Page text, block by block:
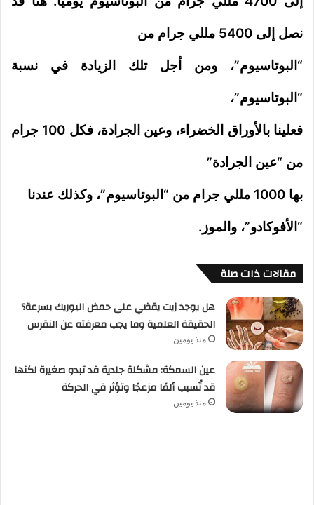
نصل إلى 5400 مللي جرام من
“البوتاسيوم”، ومن أجل تلك الزيادة في نسبة
“البوتاسيوم”،
فعلينا بالأوراق الخضراء، وعين الجرادة، فكل 100 جرام
من “عين الجرادة”
بها 1000 مللي جرام من “البوتاسيوم”، وكذلك عندنا
“الأفوكادو”، والموز.
مقالات ذات صلة
هل يوجد زيت يقضي على حمض اليوريك بسرعة؟
الحقيقة العلمية وما يجب معرفته عن النقرس
منذ يومين
عين السمكة: مشكلة جلدية قد تبدو صغيرة لكنها
قد تُسبب ألمًا مزعجًا وتؤثر في الحركة
منذ يومين